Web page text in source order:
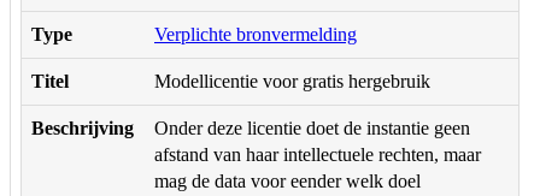
Type Verplichte bronvermelding
Titel Modellicentie voor gratis hergebruik
Beschrijving
Onder deze licentie doet de instantie geen
afstand van haar intellectuele rechten, maar
mag de data voor eender welk doel